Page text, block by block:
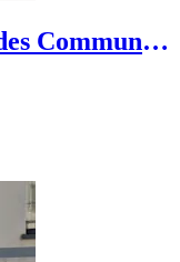
Communes